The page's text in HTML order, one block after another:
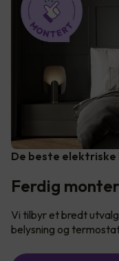
De beste elektriske
Ferdig
Vi tilbyr et bredt
belysning og